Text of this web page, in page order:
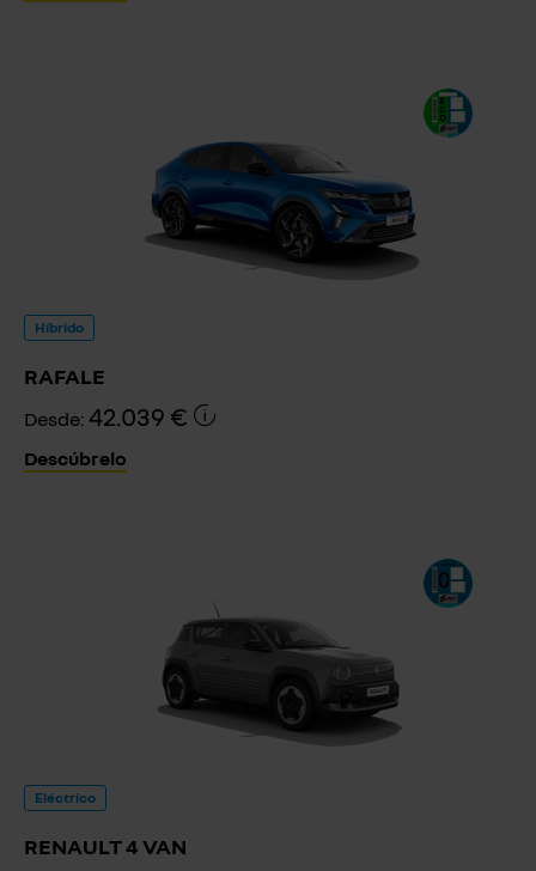
Híbrido
RAFALE
Desde: 42.039 €
Descúbrelo
Eléctrico
RENAULT 4 VAN